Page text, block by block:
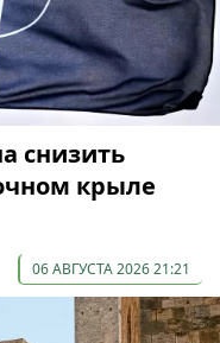
снизить
крыле
06 АВГУСТА 2026 21:21